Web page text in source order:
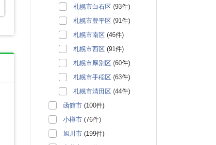
札幌市白石区 (93件)
札幌市豊平区 (91件)
札幌市南区 (46件)
札幌市西区 (91件)
札幌市厚別区 (60件)
札幌市手稲区 (63件)
札幌市清田区 (44件)
函館市 (100件)
小樽市 (76件)
旭川市 (199件)